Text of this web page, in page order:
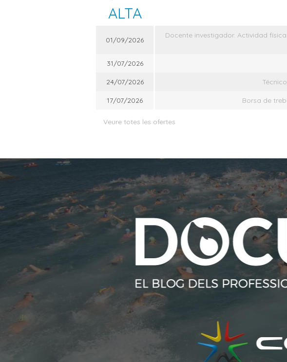
ALTA
01/09/2026
Docente investigador. Actividad
31/07/2026
24/07/2026
17/07/2026 Borsa de
Veure totes les ofertes